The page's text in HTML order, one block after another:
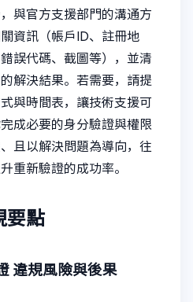
與官方支援部門的溝通方
資訊（帳戶ID、註冊地
誤代碼、截圖等），並清
解決結果。若需要，請提
與時間表，讓技術支援可
成必要的身分驗證與權限
且以解決問題為導向，往
重新驗證的成功率。
要點
違規風險與後果